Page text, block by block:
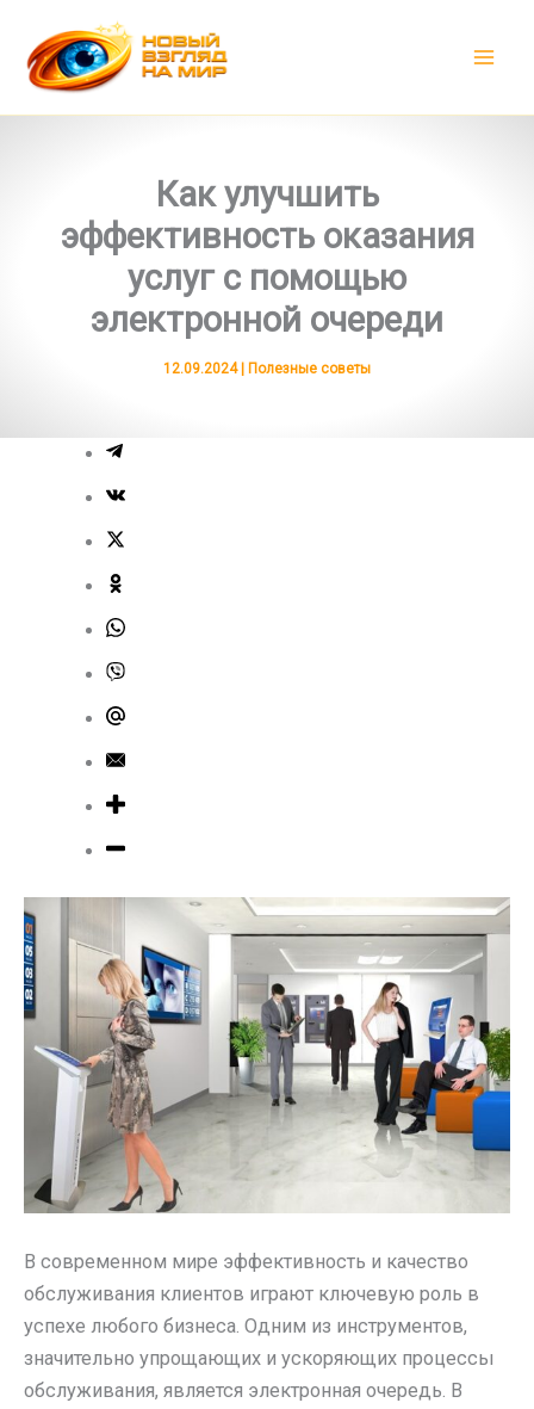
содержимому
Как улучшить
эффективность оказания
услуг с помощью
электронной очереди
12.09.2024 | Полезные советы
В современном мире эффективность и качество
обслуживания клиентов играют ключевую роль в
успехе любого бизнеса. Одним из инструментов,
значительно упрощающих и ускоряющих процессы
обслуживания, является электронная очередь. В